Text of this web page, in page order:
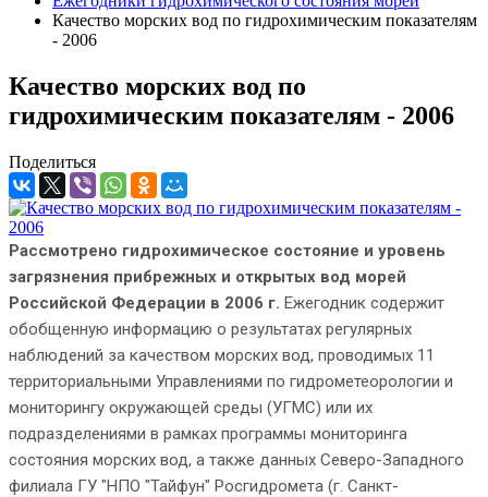
Качество морских вод по гидрохимическим показателям
- 2006
Качество морских вод по
гидрохимическим показателям - 2006
Поделиться
Рассмотрено гидрохимическое состояние и уровень
загрязнения прибрежных и открытых вод морей
Российской Федерации в 2006 г. Ежегодник содержит
обобщенную информацию о результатах регулярных
наблюдений за качеством морских вод, проводимых 11
территориальными Управлениями по гидрометеорологии и
мониторингу окружающей среды (УГМС) или их
подразделениями в рамках программы мониторинга
состояния морских вод, а также данных Северо-Западного
филиала ГУ "НПО "Тайфун" Росгидромета (г. Санкт-